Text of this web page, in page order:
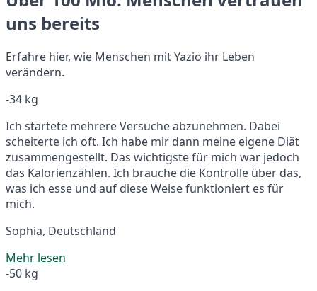
uns bereits
Erfahre hier, wie Menschen mit Yazio ihr Leben
verändern.
-34 kg
Ich startete mehrere Versuche abzunehmen. Dabei
scheiterte ich oft. Ich habe mir dann meine eigene Diät
zusammengestellt. Das wichtigste für mich war jedoch
das Kalorienzählen. Ich brauche die Kontrolle über das,
was ich esse und auf diese Weise funktioniert es für
mich.
Sophia, Deutschland
Mehr lesen
-50 kg